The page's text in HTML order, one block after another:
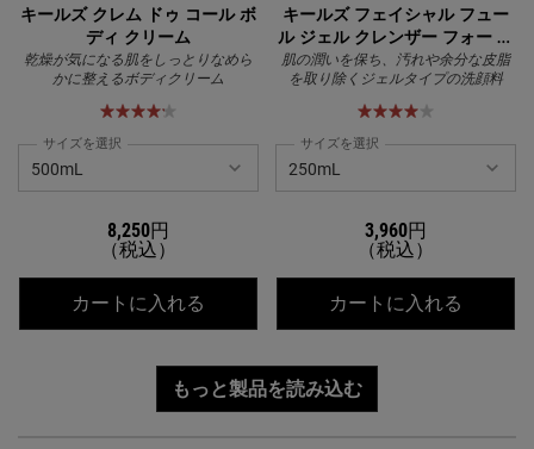
キールズ クレム ドゥ コール ボ
ディ クリーム
乾燥が気になる肌をしっとりなめら
かに整えるボディクリーム
サイズを選択
8,250円
（税込）
カートに入れる キールズ クレム ドゥ コール ボディ
キールズ フェイシャル フュー
ル ジェル クレンザー フォー メ
ン
肌の潤いを保ち、汚れや余分な皮脂
を取り除くジェルタイプの洗顔料
サイズを選択
3,960円
（税込）
カートに入れる
もっと製品を読み込む